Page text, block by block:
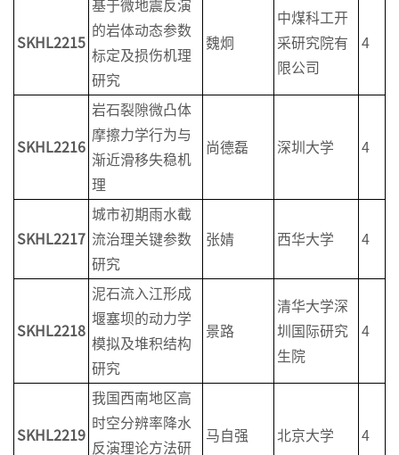
SKHL2215
基于微地震反演
的岩体动态参数
标定及损伤机理
研究
魏炯
中煤科工开
采研究院有
限公司
4
SKHL2216
岩石裂隙微凸体
摩擦力学行为与
渐近滑移失稳机
理
尚德磊 深圳大学 4
SKHL2217
城市初期雨水截
流治理关键参数
研究
张婧 西华大学 4
SKHL2218
泥石流入江形成
堰塞坝的动力学
模拟及堆积结构
研究
景路
清华大学深
圳国际研究
生院
4
SKHL2219
我国西南地区高
时空分辨率降水
反演理论方法研
马自强 北京大学 4